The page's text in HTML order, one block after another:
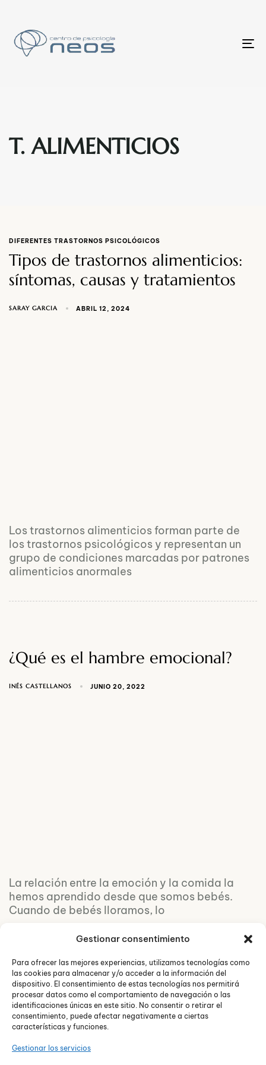
Gestionar consentimiento
Para ofrecer las mejores experiencias, utilizamos tecnologías como
las cookies para almacenar y/o acceder a la información del
dispositivo. El consentimiento de estas tecnologías nos permitirá
procesar datos como el comportamiento de navegación o las
identificaciones únicas en este sitio. No consentir o retirar el
consentimiento, puede afectar negativamente a ciertas
características y funciones.
Gestionar los servicios
T. ALIMENTICIOS
DIFERENTES TRASTORNOS PSICOLÓGICOS
Tipos de trastornos alimenticios:
síntomas, causas y tratamientos
SARAY GARCIA ABRIL 12, 2024
Los trastornos alimenticios forman parte de
los trastornos psicológicos y representan un
grupo de condiciones marcadas por patrones
alimenticios anormales
¿Qué es el hambre emocional?
INÉS CASTELLANOS JUNIO 20, 2022
La relación entre la emoción y la comida la
hemos aprendido desde que somos bebés.
Cuando de bebés lloramos, lo